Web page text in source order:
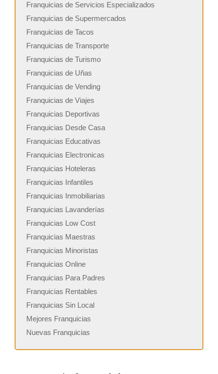
Franquicias de Servicios Especializados
Franquicias de Supermercados
Franquicias de Tacos
Franquicias de Transporte
Franquicias de Turismo
Franquicias de Uñas
Franquicias de Vending
Franquicias de Viajes
Franquicias Deportivas
Franquicias Desde Casa
Franquicias Educativas
Franquicias Electronicas
Franquicias Hoteleras
Franquicias Infantiles
Franquicias Inmobiliarias
Franquicias Lavanderías
Franquicias Low Cost
Franquicias Maestras
Franquicias Minoristas
Franquicias Online
Franquicias Para Padres
Franquicias Rentables
Franquicias Sin Local
Mejores Franquicias
Nuevas Franquicias